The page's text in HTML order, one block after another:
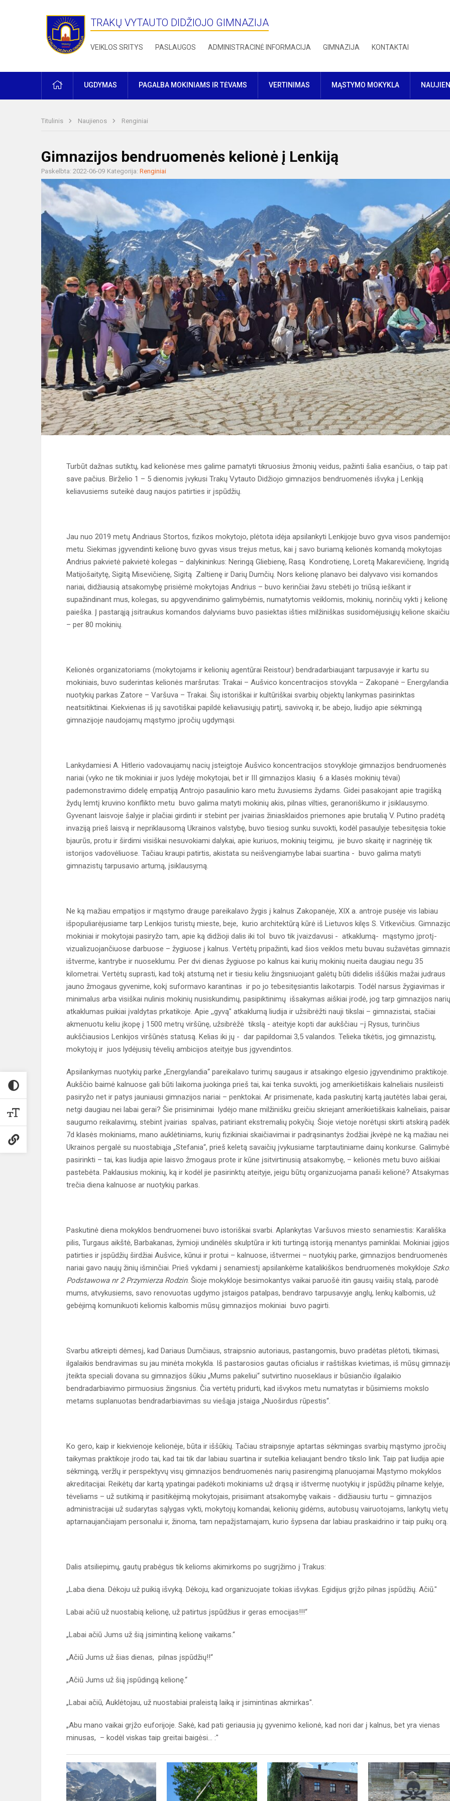
TRAKŲ VYTAUTO DIDŽIOJO GIMNAZIJA
VEIKLOS SRITYS PASLAUGOS ADMINISTRACINĖ INFORMACIJA GIMNAZIJA KONTAKTAI
PRADŽIAUGDYMAS PAGALBA MOKINIAMS IR TĖVAMS VERTINIMAS MĄSTYMO MOKYKLA
Titulinis Naujienos Renginiai
Gimnazijos bendruomenės kelionė į Lenkiją
Paskelbta: 2022-06-09 Kategorija: Renginiai
Turbūt dažnas sutiktų, kad kelionėse mes galime pamatyti tikruosius žmonių veidus, pažinti šalia esančius, o taip pat
save pačius. Birželio 1 – 5 dienomis įvykusi Trakų Vytauto Didžiojo gimnazijos bendruomenės išvyka į Lenkiją
keliavusiems suteikė daug naujos patirties ir įspūdžių.
Jau nuo 2019 metų Andriaus Stortos, fizikos mokytojo, plėtota idėja apsilankyti Lenkijoje buvo gyva visos
metu. Siekimas įgyvendinti kelionę buvo gyvas visus trejus metus, kai į savo buriamą kelionės komandą mokytojas
Andrius pakvietė pakvietė kolegas – dalykininkus: Neringą Gliebienę, Rasą Kondrotienę, Loretą Makarevičienę, Ingridą
Matijošaitytę, Sigitą Misevičienę, Sigitą Zaltienę ir Darių Dumčių. Nors kelionę planavo bei dalyvavo visi komandos
nariai, didžiausią atsakomybę prisiėmė mokytojas Andrius – buvo kerinčiai žavu stebėti jo triūsą ieškant ir
supažindinant mus, kolegas, su apgyvendinimo galimybėmis, numatytomis veiklomis, mokinių, norinčių vykti į kelionę
paieška. Į pastarąją įsitraukus komandos dalyviams buvo pasiektas išties milžiniškas susidomėjusiųjų kelione
– per 80 mokinių.
Kelionės organizatoriams (mokytojams ir kelionių agentūrai Reistour) bendradarbiaujant tarpusavyje ir kartu su
mokiniais, buvo suderintas kelionės maršrutas: Trakai – Aušvico koncentracijos stovykla – Zakopanė – Energylandia
nuotykių parkas Zatore – Varšuva – Trakai. Šių istoriškai ir kultūriškai svarbių objektų lankymas pasirinktas
neatsitiktinai. Kiekvienas iš jų savotiškai papildė keliavusiųjų patirtį, savivoką ir, be abejo, liudijo apie sėkmingą
gimnazijoje naudojamų mąstymo įpročių ugdymąsi.
Lankydamiesi A. Hitlerio vadovaujamų nacių įsteigtoje Aušvico koncentracijos stovykloje gimnazijos bendruomenės
nariai (vyko ne tik mokiniai ir juos lydėję mokytojai, bet ir III gimnazijos klasių 6 a klasės mokinių tėvai)
pademonstravimo didelę empatiją Antrojo pasaulinio karo metu žuvusiems žydams. Gidei pasakojant apie tragišką
žydų lemtį kruvino konflikto metu buvo galima matyti mokinių akis, pilnas vilties, geranoriškumo ir įsiklausymo.
Gyvenant laisvoje šalyje ir plačiai girdinti ir stebint per įvairias žiniasklaidos priemones apie brutalią V. Putino pradėtą
invaziją prieš laisvą ir nepriklausomą Ukrainos valstybę, buvo tiesiog sunku suvokti, kodėl pasaulyje tebesitęsia tokie
bjaurūs, protu ir širdimi visiškai nesuvokiami dalykai, apie kuriuos, mokinių teigimu, jie buvo skaitę ir nagrinėję tik
istorijos vadovėliuose. Tačiau kraupi patirtis, akistata su neišvengiamybe labai suartina - buvo galima matyti
gimnazistų tarpusavio artumą, įsiklausymą.
Ne ką mažiau empatijos ir mąstymo drauge pareikalavo žygis į kalnus Zakopanėje, XIX a. antroje pusėje vis labiau
išpopuliarėjusiame tarp Lenkijos turistų mieste, beje, kurio architektūrą kūrė iš Lietuvos kilęs S. Vitkevičius.
mokiniai ir mokytojai pasiryžo tam, apie ką didžioji dalis iki tol buvo tik įvaizdavusi - atkaklumą- mąstymo įprotį-
vizualizuojančiuose darbuose – žygiuose į kalnus. Vertėtų pripažinti, kad šios veiklos metu buvau sužavėtas
ištverme, kantrybe ir nuoseklumu. Per dvi dienas žygiuose po kalnus kai kurių mokinių nueita daugiau negu 35
kilometrai. Vertėtų suprasti, kad tokį atstumą net ir tiesiu keliu žingsniuojant galėtų būti didelis iššūkis mažai judraus
jauno žmogaus gyvenime, kokį suformavo karantinas ir po jo tebesitęsiantis laikotarpis. Todėl narsus žygiavimas ir
minimalus arba visiškai nulinis mokinių nusiskundimų, pasipiktinimų išsakymas aiškiai įrodė, jog tarp gimnazijos narių
atkaklumas puikiai įvaldytas prkatikoje. Apie ,,gyvą" atkaklumą liudija ir užsibrėžti nauji tikslai – gimnazistai, stačiai
akmenuotu keliu įkopę į 1500 metrų viršūnę, užsibrėžė tikslą - ateityje kopti dar aukščiau –į Rysus, turinčius
aukščiausios Lenkijos viršūnės statusą. Kelias iki jų - dar papildomai 3,5 valandos. Telieka tikėtis, jog gimnazistų,
mokytojų ir juos lydėjusių tėvelių ambicijos ateityje bus įgyvendintos.
Apsilankymas nuotykių parke „Energylandia“ pareikalavo turimų saugaus ir atsakingo elgesio įgyvendinimo praktikoje.
Aukščio baimė kalnuose gali būti laikoma juokinga prieš tai, kai tenka suvokti, jog amerikietiškais kalneliais nusileisti
pasiryžo net ir patys jauniausi gimnazijos nariai – penktokai. Ar prisimenate, kada paskutinį kartą jautėtės labai gerai,
netgi daugiau nei labai gerai? Šie prisiminimai lydėjo mane milžinišku greičiu skriejant amerikietiškais kalneliais,
saugumo reikalavimų, stebint įvairias spalvas, patiriant ekstremalių pokyčių. Šioje vietoje norėtųsi skirti atskirą
7d klasės mokiniams, mano auklėtiniams, kurių fizikiniai skaičiavimai ir padrąsinantys žodžiai įkvėpė ne ką mažiau nei
Ukrainos pergalė su nuostabiąja „Stefania“, prieš keletą savaičių įvykusiame tarptautiniame dainų konkurse. Galimybė
pasirinkti – tai, kas liudija apie laisvo žmogaus prote ir kūne įsitvirtinusią atsakomybę, – kelionės metu buvo aiškiai
pastebėta. Paklausius mokinių, ką ir kodėl jie pasirinktų ateityje, jeigu būtų organizuojama panaši kelionė?
trečia diena kalnuose ar nuotykių parkas.
Paskutinė diena mokyklos bendruomenei buvo istoriškai svarbi. Aplankytas Varšuvos miesto senamiestis: Karališka
pilis, Turgaus aikštė, Barbakanas, žymioji undinėlės skulptūra ir kiti turtingą istoriją menantys paminklai. Mokiniai įgijos
patirties ir įspūdžių širdžiai Aušvice, kūnui ir protui – kalnuose, ištvermei – nuotykių parke, gimnazijos bendruomenės
nariai gavo naujų žinių išminčiai. Prieš vykdami į senamiestį apsilankėme katalikiškos bendruomenės mokykloje
Podstawowa nr 2 Przymierza Rodzin. Šioje mokykloje besimokantys vaikai paruošė itin gausų vaišių stalą, parodė
mums, atvykusiems, savo renovuotas ugdymo įstaigos patalpas, bendravo tarpusavyje anglų, lenkų kalbomis, už
gebėjimą komunikuoti keliomis kalbomis mūsų gimnazijos mokiniai buvo pagirti.
Svarbu atkreipti dėmesį, kad Dariaus Dumčiaus, straipsnio autoriaus, pastangomis, buvo pradėtas plėtoti, tikimasi,
ilgalaikis bendravimas su jau minėta mokykla. Iš pastarosios gautas oficialus ir raštiškas kvietimas, iš mūsų
įteikta speciali dovana su gimnazijos šūkiu „Mums pakeliui“ sutvirtino nuoseklaus ir būsiančio ilgalaikio
bendradarbiavimo pirmuosius žingsnius. Čia vertėtų pridurti, kad išvykos metu numatytas ir būsimiems mokslo
metams suplanuotas bendradarbiavimas su viešąja įstaiga „Nuoširdus rūpestis“.
Ko gero, kaip ir kiekvienoje kelionėje, būta ir iššūkių. Tačiau straipsnyje aptartas sėkmingas svarbių mąstymo įpročių
taikymas praktikoje įrodo tai, kad tai tik dar labiau suartina ir sutelkia keliaujant bendro tikslo link. Taip pat liudija apie
sėkmingą, veržlų ir perspektyvų visų gimnazijos bendruomenės narių pasirengimą planuojamai Mąstymo mokyklos
akreditacijai. Reikėtų dar kartą ypatingai padėkoti mokiniams už drąsą ir ištvermę nuotykių ir įspūdžių pilname kelyje,
tėveliams – už sutikimą ir pasitikėjimą mokytojais, prisiimant atsakomybę vaikais - didžiausiu turtu – gimnazijos
administracijai už sudarytas sąlygas vykti, mokytojų komandai, kelionių gidėms, autobusų vairuotojams, lankytų vietų
aptarnaujančiajam personalui ir, žinoma, tam nepažįstamajam, kurio šypsena dar labiau praskaidrino ir taip puikų orą.
Dalis atsiliepimų, gautų prabėgus tik kelioms akimirkoms po sugrįžimo į Trakus:
„Laba diena. Dėkoju už puikią išvyką. Dėkoju, kad organizuojate tokias išvykas. Egidijus grįžo pilnas įspūdžių. Ačiū."
Labai ačiū už nuostabią kelionę, už patirtus įspūdžius ir geras emocijas!!!“
„Labai ačiū Jums už šią įsimintiną kelionę vaikams.“
„Ačiū Jums už šias dienas, pilnas įspūdžių!!“
„Ačiū Jums už šią įspūdingą kelionę.“
„Labai ačiū, Auklėtojau, už nuostabiai praleistą laiką ir įsimintinas akmirkas".
„Abu mano vaikai grįžo euforijoje. Sakė, kad pati geriausia jų gyvenimo kelionė, kad nori dar į kalnus, bet yra vienas
minusas, – kodėl viskas taip greitai baigėsi... :"